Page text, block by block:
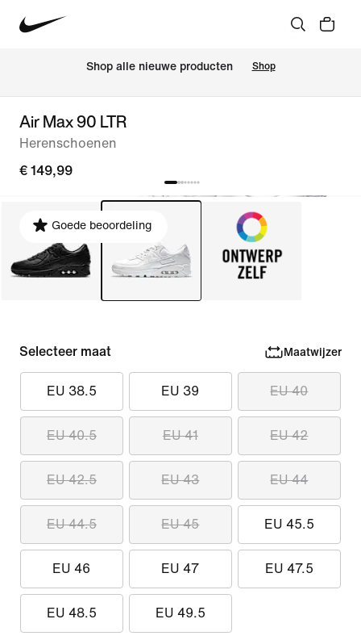
Shop alle nieuwe producten Shop
Air Max 90 LTR
Herenschoenen
€ 149,99
Goede beoordeling
Selecteer maat Maatwijzer
EU 38.5 EU 39 EU 40
EU 40.5 EU 41 EU 42
EU 42.5 EU 43 EU 44
EU 44.5 EU 45 EU 45.5
EU 46 EU 47 EU 47.5
EU 48.5 EU 49.5